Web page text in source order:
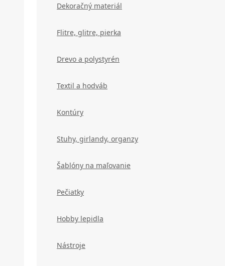
Dekoračný materiál
Flitre, glitre, pierka
Drevo a polystyrén
Textil a hodváb
Kontúry
Stuhy, girlandy, organzy
Šablóny na maľovanie
Pečiatky
Hobby lepidla
Nástroje